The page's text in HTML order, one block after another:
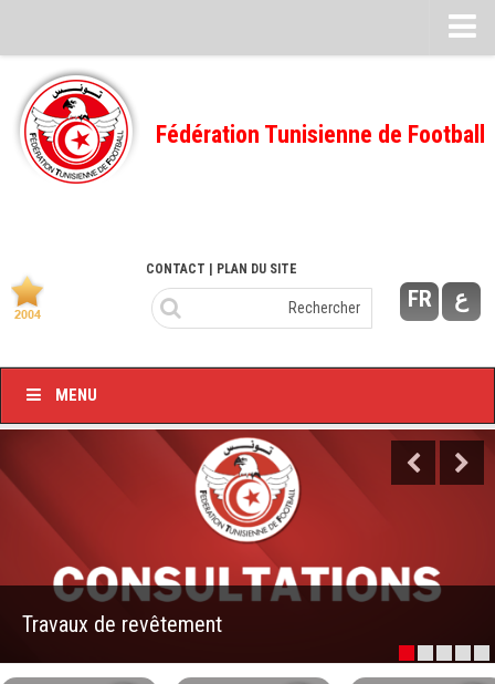
Feuille de match
FMI – 2022/2023
Ligue I – 2022/2023
Ligue I – 2020/2021
Ligue I – 2019/2020
Feuilles de match 2018/2019
Feuille de match 2017/2018
–Ligue I–
–Ligue II–
Feuille de match 2016/2017
Fédération Tunisienne de Football
FR ع
CONTACT | PLAN DU SITE
MENU
Travaux de revêtement